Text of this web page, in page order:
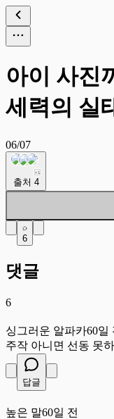
아이 사진
세력의 실
06/07
+1
출처 4
6
댓글
6
싱그러운 알파카60일
주작 아니면 선동 못
답글
높은 말60일 전